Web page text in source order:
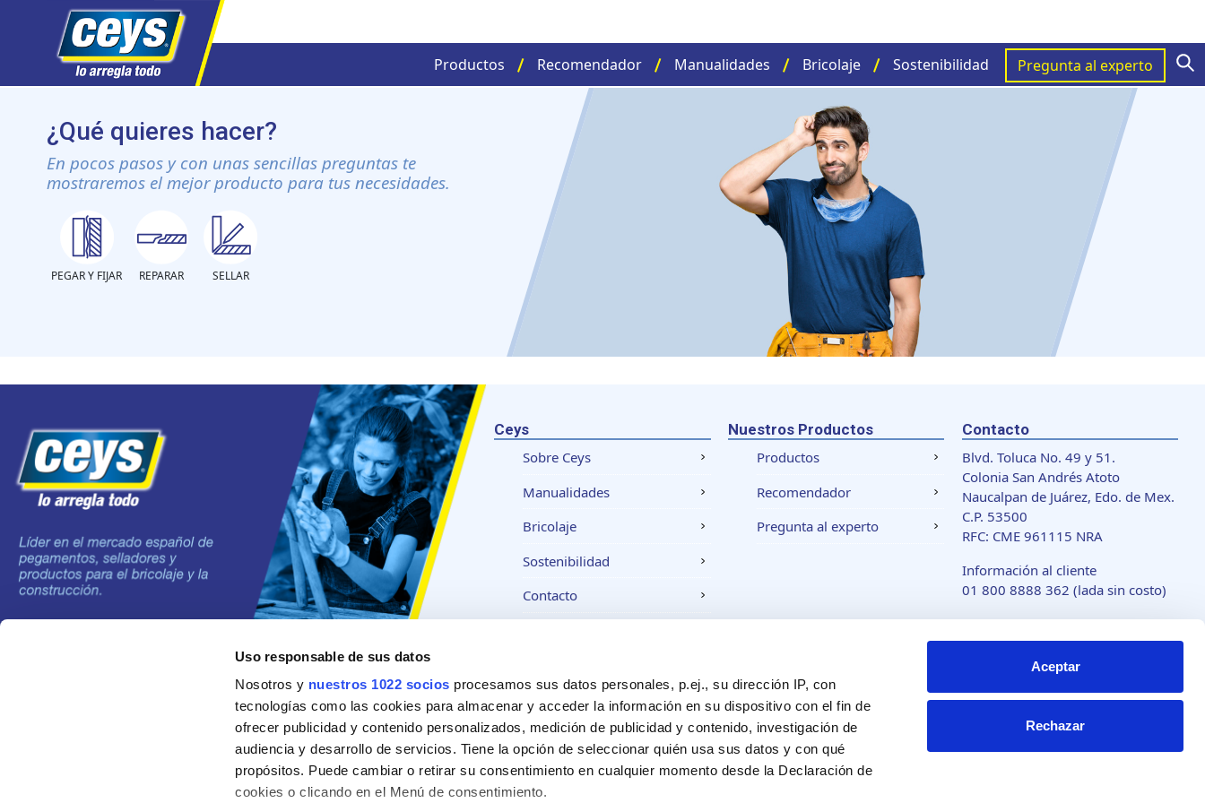
Uso responsable de sus datos
Nosotros y nuestros 1022 socios procesamos sus datos personales, p.ej., su dirección IP, con
tecnologías como las cookies para almacenar y acceder la información en su dispositivo con el fin de
ofrecer publicidad y contenido personalizados, medición de publicidad y contenido, investigación de
audiencia y desarrollo de servicios. Tiene la opción de seleccionar quién usa sus datos y con qué
propósitos. Puede cambiar o retirar su consentimiento en cualquier momento desde la Declaración de
cookies o clicando en el Menú de consentimiento.
Aceptar
Rechazar
contenido
Productos Recomendador Manualidades Bricolaje Sostenibilidad Pregunta al experto
¿Qué quieres hacer?
En pocos pasos y con unas sencillas preguntas te
mostraremos el mejor producto para tus necesidades.
PEGAR Y FIJAR REPARAR SELLAR
Ceys
Sobre Ceys
Manualidades
Bricolaje
Sostenibilidad
Contacto
Nuestros Productos
Productos
Recomendador
Pregunta al experto
Contacto
Blvd. Toluca No. 49 y 51.
Colonia San Andrés Atoto
Naucalpan de Juárez, Edo. de Mex.
C.P. 53500
RFC: CME 961115 NRA
Información al cliente
01 800 8888 362 (lada sin costo)
www.acmarca.com